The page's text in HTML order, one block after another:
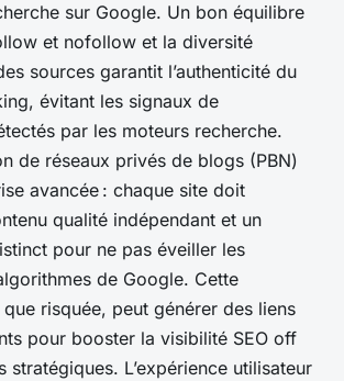
sur Google. Un bon équilibre
et nofollow et la diversité
sources garantit l’authenticité du
évitant les signaux de
par les moteurs recherche.
de réseaux privés de blogs (PBN)
avancée : chaque site doit
qualité indépendant et un
pour ne pas éveiller les
de Google. Cette
risquée, peut générer des liens
pour booster la visibilité SEO off
stratégiques. L’expérience utilisateur